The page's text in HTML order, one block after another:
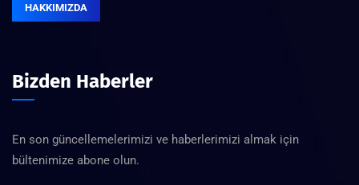
HAKKIMIZDA
Bizden Haberler
En son güncellemelerimizi ve haberlerimizi almak için
bültenimize abone olun.